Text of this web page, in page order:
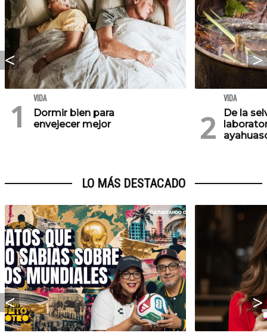
VIDA
Dormir bien para
envejecer mejor
VIDA
De la
LO MÁS DESTACADO